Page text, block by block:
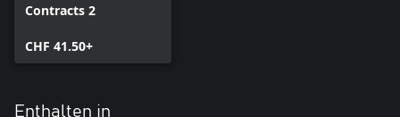
Contracts 2
CHF 41.50+
Enthalten in